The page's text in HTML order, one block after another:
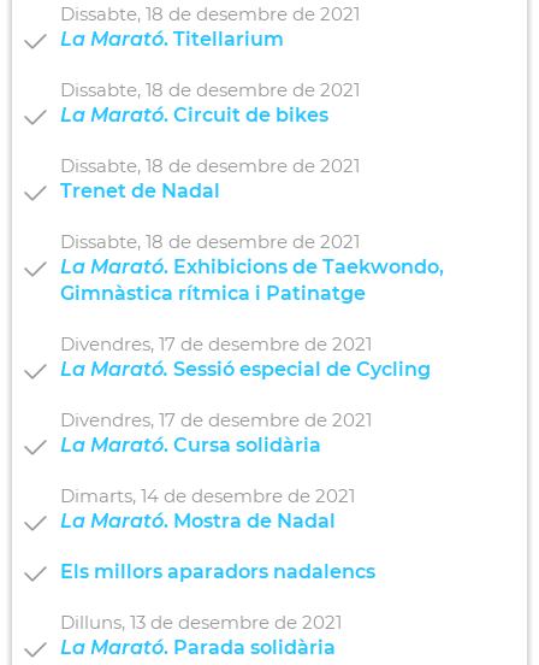
Dissabte, 18 de desembre de 2021
La Marató. Titellarium
Dissabte, 18 de desembre de 2021
La Marató. Circuit de bikes
Dissabte, 18 de desembre de 2021
Trenet de Nadal
Dissabte, 18 de desembre de 2021
La Marató. Exhibicions de Taekwondo,
Gimnàstica rítmica i Patinatge
Divendres, 17 de desembre de 2021
La Marató. Sessió especial de Cycling
Divendres, 17 de desembre de 2021
La Marató. Cursa solidària
Dimarts, 14 de desembre de 2021
La Marató. Mostra de Nadal
Els millors aparadors nadalencs
Dilluns, 13 de desembre de 2021
La Marató. Parada solidària